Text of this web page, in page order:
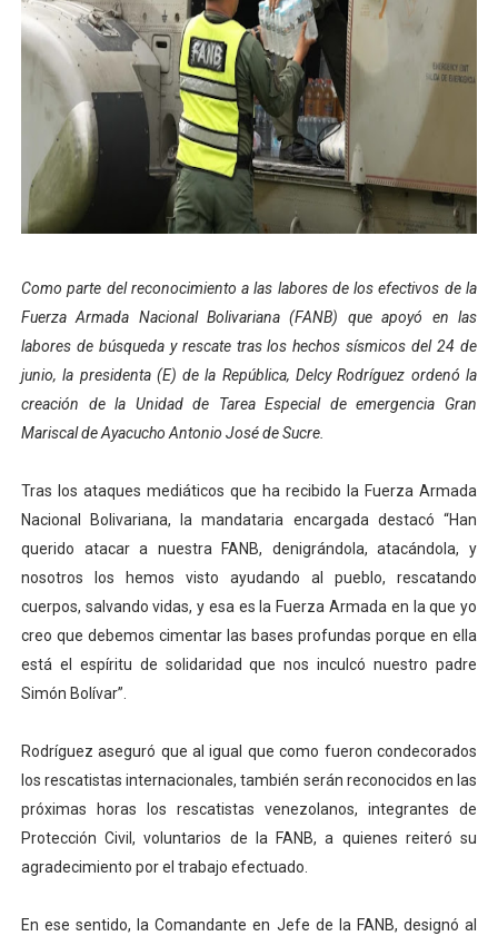
Entregan planta eléctrica para fortalecer la atención
Expertos inspeccionan espacios del OAN para la
Dictan MasterClass en el marco del Encuentro LAGO
Campo Elías avanza con plan de asfaltado
Encuentro estadal fortalece la coordinación de
Plan Quirúrgico Regional llega a Pueblo Llano con la
Como parte del reconocimiento a las labores de los efectivos de la
Fuerza Armada Nacional Bolivariana (FANB) que apoyó en las
labores de búsqueda y rescate tras los hechos sísmicos del 24 de
junio, la presidenta (E) de la República, Delcy Rodríguez ordenó la
creación de la Unidad de Tarea Especial de emergencia Gran
Mariscal de Ayacucho Antonio José de Sucre.
Tras los ataques mediáticos que ha recibido la Fuerza Armada
Nacional Bolivariana, la mandataria encargada destacó “Han
querido atacar a nuestra FANB, denigrándola, atacándola, y
nosotros los hemos visto ayudando al pueblo, rescatando
cuerpos, salvando vidas, y esa es la Fuerza Armada en la que yo
creo que debemos cimentar las bases profundas porque en ella
está el espíritu de solidaridad que nos inculcó nuestro padre
Simón Bolívar”.
Rodríguez aseguró que al igual que como fueron condecorados
los rescatistas internacionales, también serán reconocidos en las
próximas horas los rescatistas venezolanos, integrantes de
Protección Civil, voluntarios de la FANB, a quienes reiteró su
agradecimiento por el trabajo efectuado.
En ese sentido, la Comandante en Jefe de la FANB, designó al